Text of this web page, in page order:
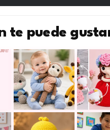
te puede
UFUFY a crochet
12 peluches a crochet
17